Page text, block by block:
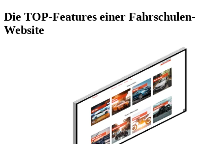
Die TOP-Features einer Fahrschulen-
Website